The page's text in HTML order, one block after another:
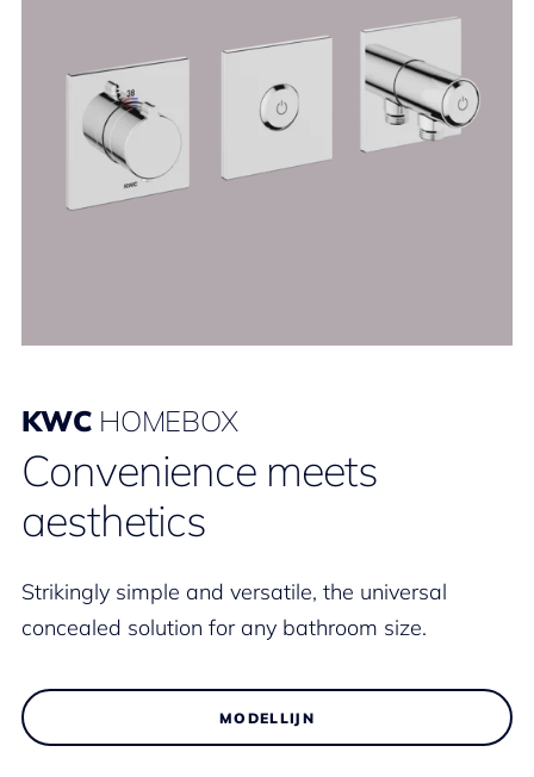
KWC HOMEBOX
Convenience meets
aesthetics
Strikingly simple and versatile, the universal
concealed solution for any bathroom size.
MODELLIJN